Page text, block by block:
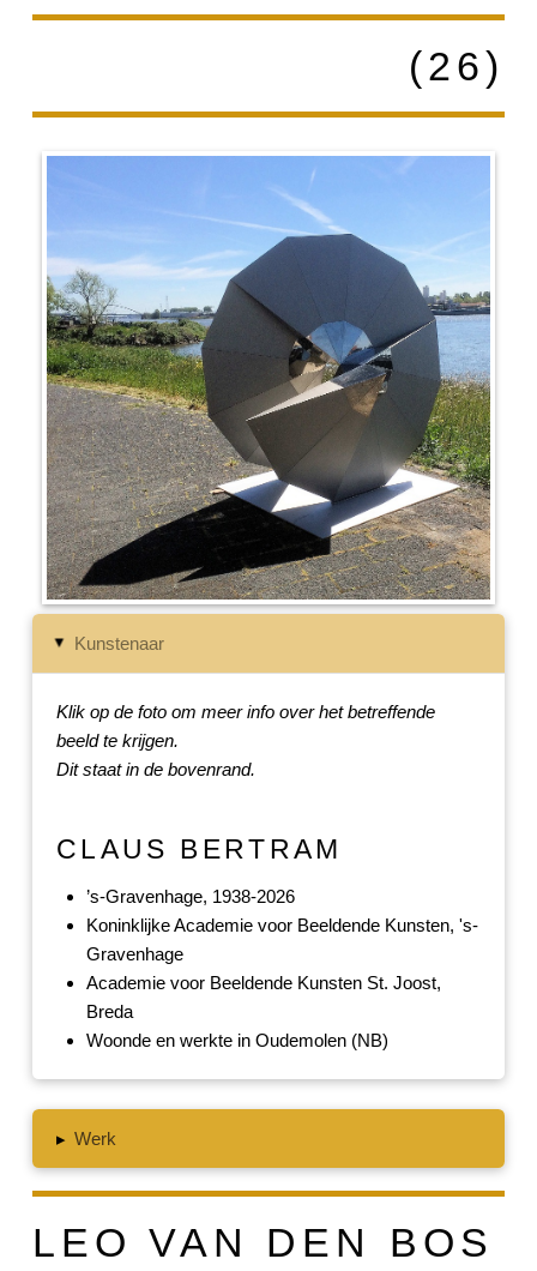
(26)
▸ Kunstenaar
Klik op de foto om meer info over het betreffende
beeld te krijgen.
Dit staat in de bovenrand.
CLAUS BERTRAM
’s-Gravenhage, 1938-2026
Koninklijke Academie voor Beeldende Kunsten, 's-
Gravenhage
Academie voor Beeldende Kunsten St. Joost,
Breda
Woonde en werkte in Oudemolen (NB)
▸ Werk
LEO VAN DEN BOS